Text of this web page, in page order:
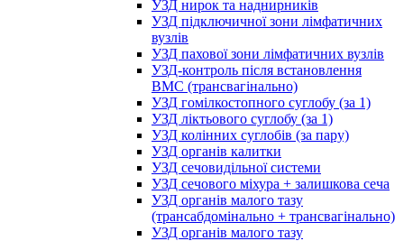
УЗД нирок та наднирників
УЗД підключичної зони лімфатичних
вузлів
УЗД пахової зони лімфатичних вузлів
УЗД-контроль після встановлення
ВМС (трансвагінально)
УЗД гомілкостопного суглобу (за 1)
УЗД ліктьового суглобу (за 1)
УЗД колінних суглобів (за пару)
УЗД органів калитки
УЗД сечовидільної системи
УЗД сечового міхура + залишкова сеча
УЗД органів малого тазу
(трансабдомінально + трансвагінально)
УЗД органів малого тазу